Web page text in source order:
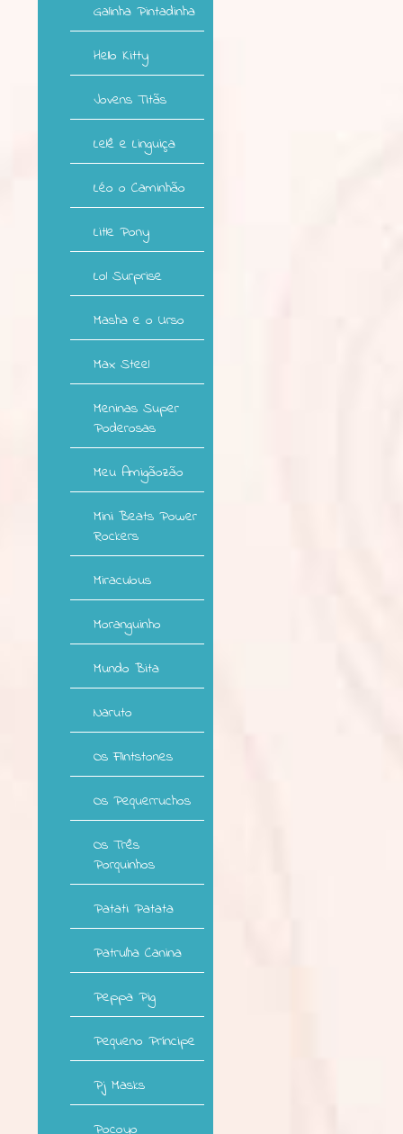
Galinha Pintadinha
Hello Kitty
Jovens Titãs
Lelê e Linguiça
Léo o Caminhão
Litle Pony
Lol Surprise
Masha e o Urso
Max Steel
Meninas Super
Poderosas
Meu Amigãozão
Mini Beats Power
Rockers
Miraculous
Moranguinho
Mundo Bita
Naruto
Os Flintstones
Os Pequerruchos
Os Três
Porquinhos
Patati Patata
Patrulha Canina
Peppa Pig
Pequeno Príncipe
Pj Masks
Pocoyo